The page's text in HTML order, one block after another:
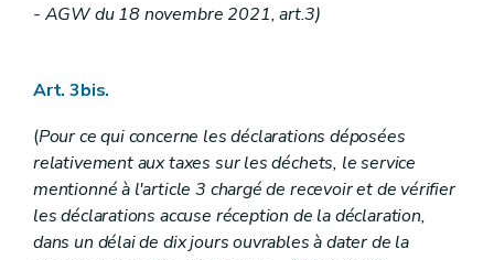
- AGW du 18 novembre 2021, art.3)
Art. 3bis.
(Pour ce qui concerne les déclarations déposées
relativement aux taxes sur les déchets, le service
mentionné à l'article 3 chargé de recevoir et de vérifier
les déclarations accuse réception de la déclaration,
dans un délai de dix jours ouvrables à dater de la